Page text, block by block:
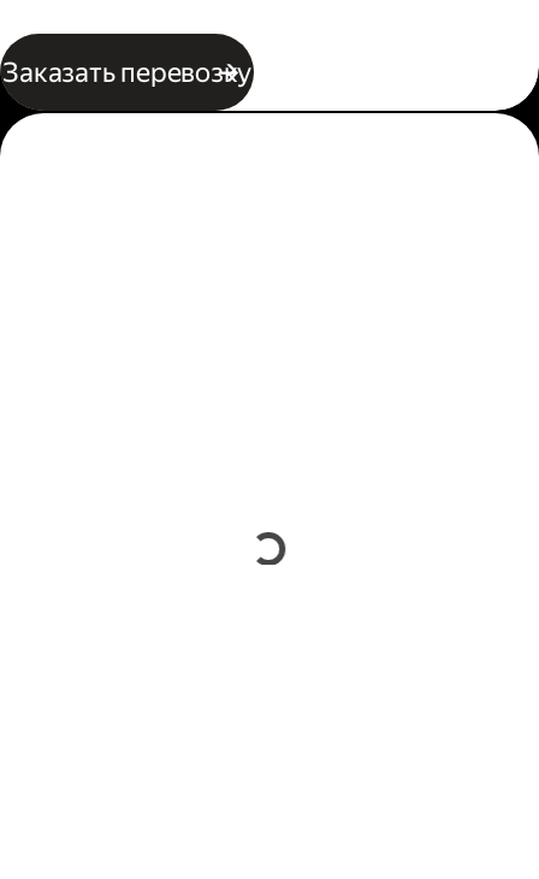
Заказать перевозку